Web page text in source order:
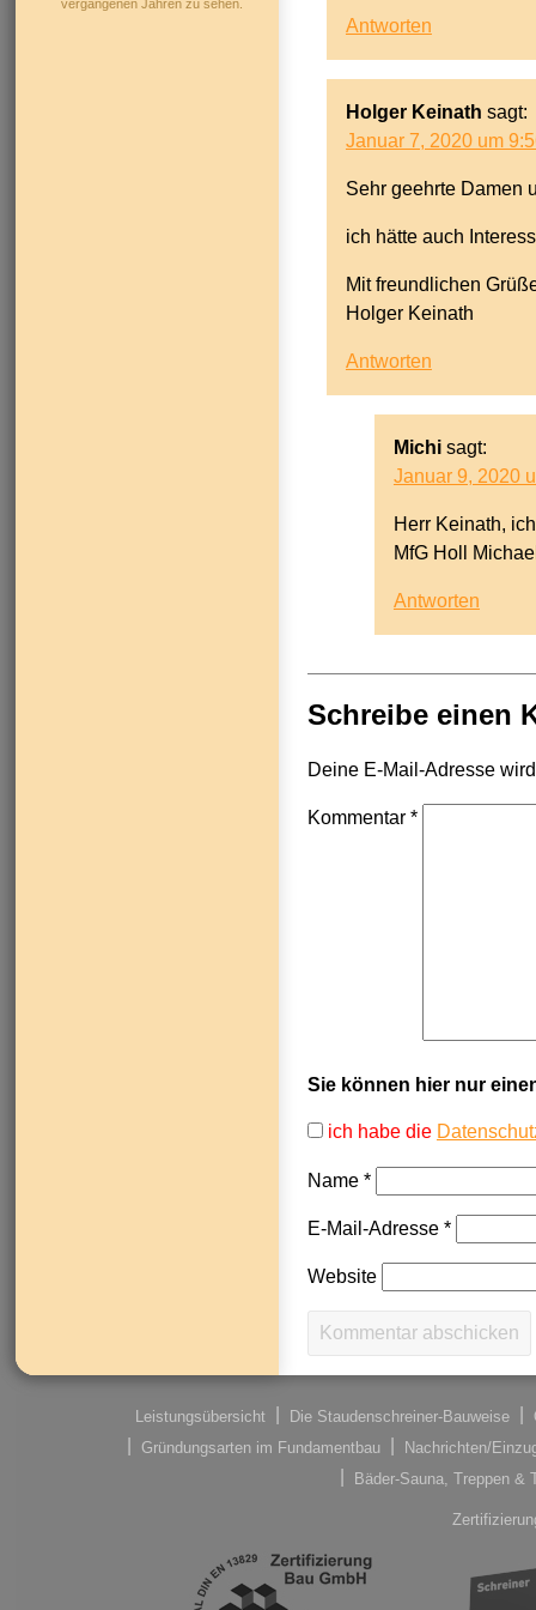
vergangenen Jahren zu sehen.
Antworten
Holger Keinath sagt:
Januar 7, 2020 um
Sehr geehrte Damen
ich hätte auch
Mit freundlichen
Holger Keinath
Antworten
Michi sagt:
Januar 9, 2020
Herr Keinath,
MfG Holl
Antworten
Schreibe einen
Deine E-Mail-Adresse
Kommentar *
Sie können hier nur
ich habe die
Name *
E-Mail-Adresse *
Website
Leistungsübersicht Die Staudenschreiner-Bauweise
Gründungsarten im Fundamentbau
Nachrichten/
Bäder-Sauna, Treppen &